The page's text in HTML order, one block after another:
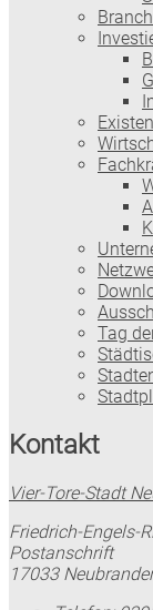
Tag
Kontakt
Vier-Tore-Stadt
Friedrich-Engels-
Postanschrift
17033